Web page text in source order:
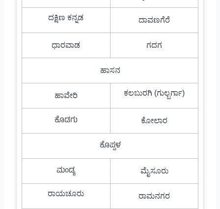
ದಕ್ಷಿಣ ಕನ್ನಡ ದಾವಣಗೆರೆ
ಧಾರವಾಡ ಗದಗ
ಹಾಸನ
ಹಾವೇರಿ ಕಲಬುರಗಿ (ಗುಲ್ಬರ್ಗಾ)
ಕೊಡಗು ಕೋಲಾರ
ಕೊಪ್ಪಳ
ಮಂಡ್ಯ
ಮೈಸೂರು
ರಾಯಚೂರು ರಾಮನಗರ